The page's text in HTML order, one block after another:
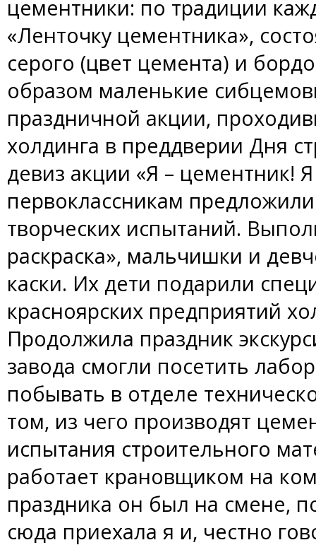
цементники: по традиции
«Ленточку цементника»,
серого (цвет цемента) и
образом маленькие
праздничной акции,
холдинга в преддверии Дня
девиз акции «Я – цементник!
первоклассникам
творческих испытаний.
раскраска», мальчишки и
каски. Их дети подарили
красноярских предприятий
Продолжила праздник
завода смогли посетить
побывать в отделе
том, из чего производят
испытания строительного
работает крановщиком на
праздника он был на смене,
сюда приехала я и, честно